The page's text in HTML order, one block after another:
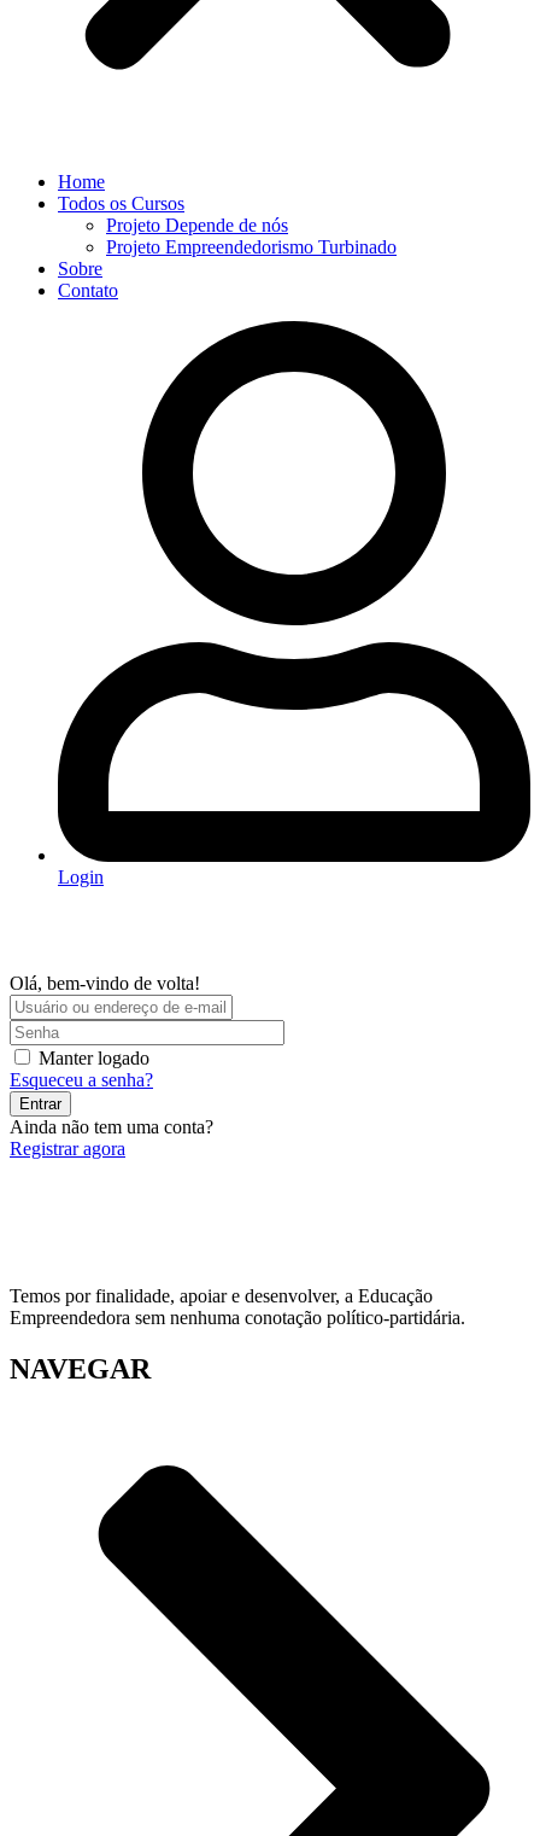
Home
Todos os Cursos
Projeto Depende de nós
Projeto Empreendedorismo Turbinado
Sobre
Contato
Login
Olá, bem-vindo de volta!
Manter logado
Esqueceu a senha?
Entrar
Ainda não tem uma conta?
Registrar agora
Temos por finalidade, apoiar e desenvolver, a Educação
Empreendedora sem nenhuma conotação político-partidária.
NAVEGAR